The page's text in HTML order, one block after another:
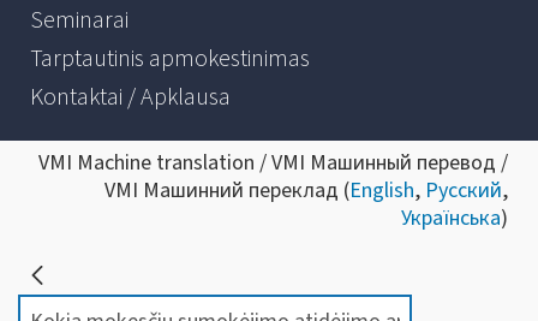
Seminarai
Tarptautinis apmokestinimas
Kontaktai / Apklausa
VMI Machine translation / VMI Машинный перевод /
VMI Машинний переклад (English, Русский,
Українська)